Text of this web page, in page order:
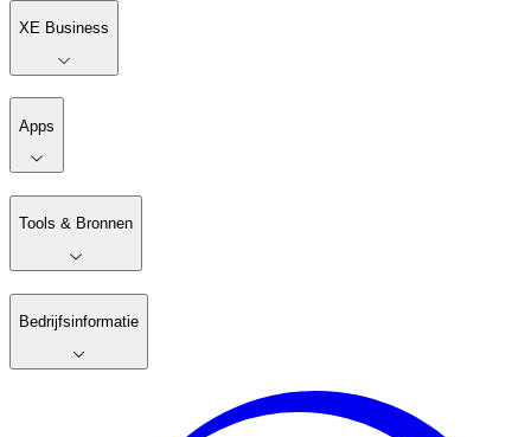
XE Business
Apps
Tools & Bronnen
Bedrijfsinformatie